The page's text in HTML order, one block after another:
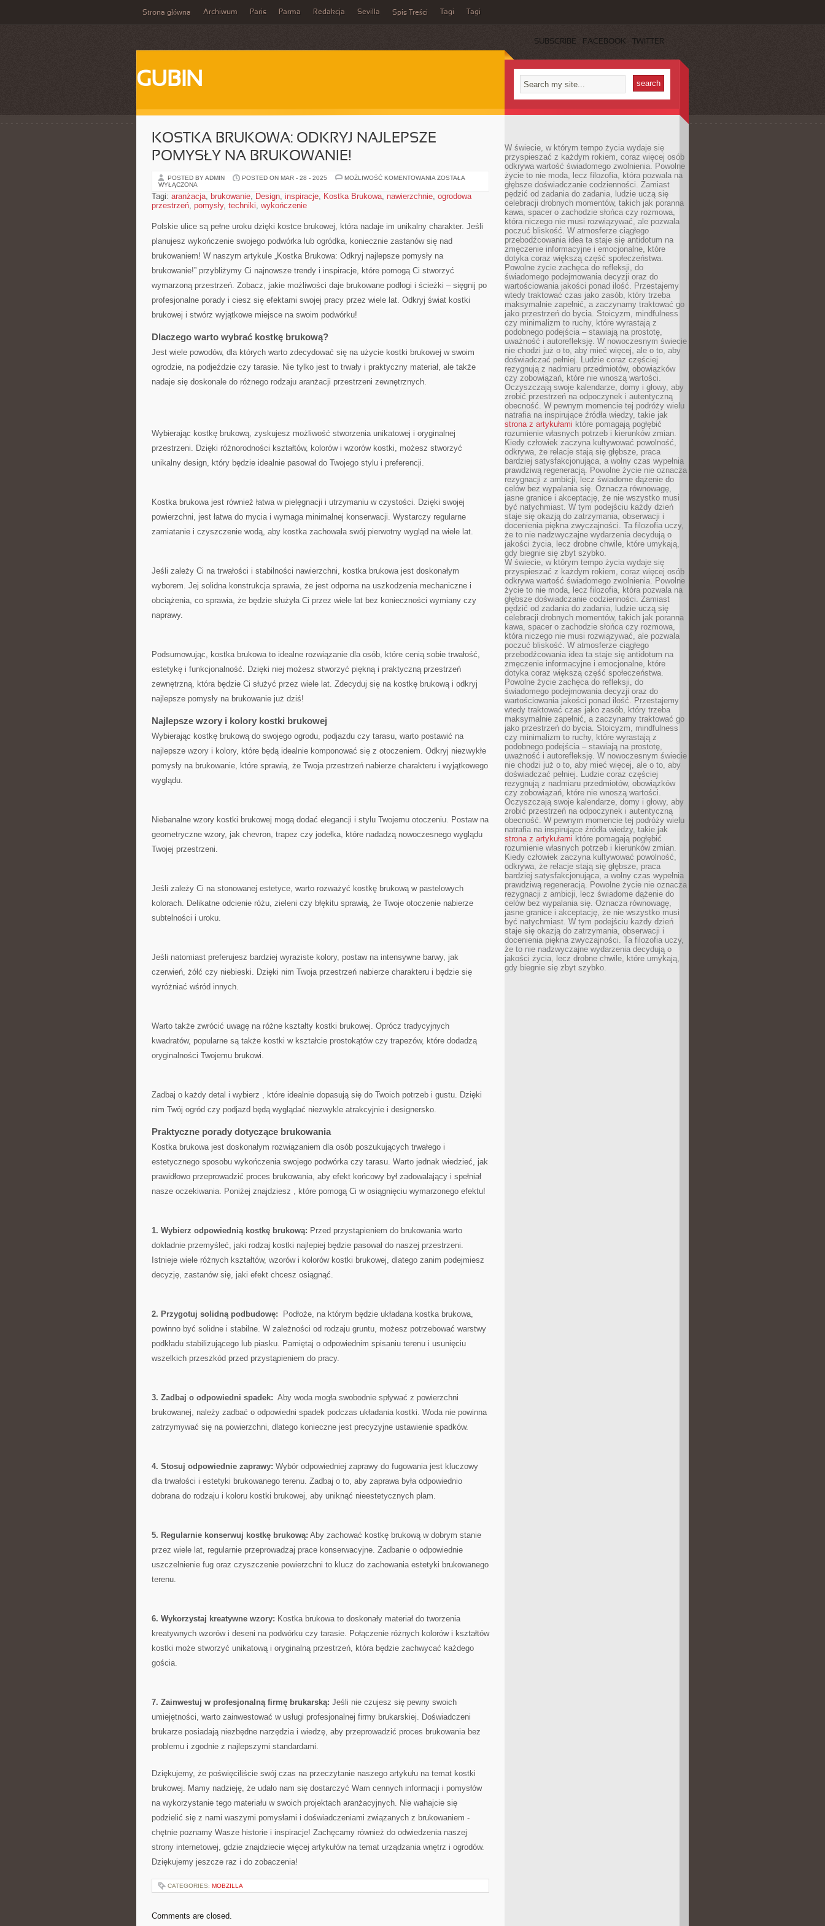
Strona główna Archiwum Paris Parma Redakcja Sevilla Spis Treści Tagi Tagi
SUBSCRIBE FACEBOOK TWITTER
GUBIN
KOSTKA BRUKOWA: ODKRYJ NAJLEPSZE
POMYSŁY NA BRUKOWANIE!
POSTED BY ADMIN POSTED ON MAR - 28 - 2025 MOŻLIWOŚĆ KOMENTOWANIA KOSTKA
NAJLEPSZE
ZOSTAŁA
WYŁĄCZONA
Tagi: aranżacja, brukowanie, Design, inspiracje, Kostka Brukowa, nawierzchnie, ogrodowa
przestrzeń, pomysły, techniki, wykończenie
Polskie ulice są⁤ pełne uroku dzięki ⁢kostce brukowej, która nadaje⁢ im unikalny ‌charakter. Jeśli
⁢planujesz wykończenie swojego podwórka lub⁢ ogródka, koniecznie zastanów się ‌nad‍
brukowaniem! ⁢W⁣ naszym artykule „Kostka Brukowa: Odkryj najlepsze pomysły ‍na⁤
brukowanie!”‍ przybliżymy Ci najnowsze‍ trendy i inspiracje, które pomogą Ci stworzyć
‌wymarzoną przestrzeń. ⁤Zobacz, ‍jakie możliwości⁣ daje brukowane podłogi i⁣ ścieżki – sięgnij po
profesjonalne porady i ciesz się efektami swojej pracy ⁢przez wiele lat. Odkryj​ świat‌ kostki
brukowej ⁢i stwórz⁢ wyjątkowe ⁣miejsce⁤ na swoim​ podwórku!
Dlaczego‌ warto wybrać kostkę brukową?
Jest wiele powodów, dla ‍których warto⁢ zdecydować się na użycie kostki brukowej⁢ w swoim
⁢ogrodzie,⁢ na podjeździe czy tarasie. Nie tylko jest to trwały ⁢i praktyczny materiał, ale⁣ także
⁣nadaje się⁣ doskonale do różnego rodzaju aranżacji przestrzeni zewnętrznych.
Wybierając kostkę⁤ brukową, zyskujesz możliwość stworzenia unikatowej‍ i oryginalnej
przestrzeni.​ Dzięki różnorodności kształtów, kolorów i wzorów‍ kostki, możesz stworzyć
unikalny design, który będzie idealnie ⁣pasował do Twojego stylu i preferencji.
Kostka ​brukowa jest ⁤również⁣ łatwa w pielęgnacji i ​utrzymaniu w⁢ czystości. Dzięki swojej
powierzchni, jest⁣ łatwa​ do mycia i wymaga minimalnej konserwacji. ⁤Wystarczy regularne
zamiatanie i czyszczenie wodą,​ aby kostka zachowała swój ‌pierwotny ‍wygląd na⁤ wiele ⁤lat.
Jeśli zależy Ci ⁣na ‌trwałości i ‍stabilności ‍nawierzchni, ⁣kostka brukowa jest doskonałym
wyborem. Jej​ solidna ⁤konstrukcja sprawia, że jest odporna na uszkodzenia mechaniczne i‌
obciążenia, ‍co sprawia, że będzie służyła ⁣Ci⁤ przez wiele lat bez ‍konieczności wymiany czy
naprawy.
Podsumowując, kostka brukowa‍ to ‌idealne rozwiązanie‍ dla osób, które cenią⁢ sobie trwałość,
estetykę i funkcjonalność.⁣ Dzięki niej ⁣możesz⁤ stworzyć ⁤piękną i praktyczną przestrzeń
zewnętrzną, która‌ będzie ​Ci​ służyć ‍przez ⁢wiele lat. Zdecyduj się‍ na kostkę brukową i odkryj
najlepsze pomysły na ⁤brukowanie‌ już dziś!
Najlepsze wzory ‍i kolory kostki brukowej
Wybierając kostkę brukową‍ do swojego ogrodu, ⁢podjazdu czy tarasu, warto postawić na
najlepsze ‍wzory⁢ i kolory, które⁢ będą idealnie komponować się z‍ otoczeniem. Odkryj ⁣niezwykłe​
pomysły na brukowanie, które ​sprawią, ‌że Twoja przestrzeń nabierze charakteru i wyjątkowego
⁣wyglądu.
Niebanalne wzory ⁣kostki brukowej mogą dodać elegancji i stylu Twojemu otoczeniu. ⁤Postaw na⁣
geometryczne ⁣wzory, jak chevron, ⁢trapez czy jodełka, które⁣ nadadzą‌ nowoczesnego wyglądu
Twojej przestrzeni.
Jeśli zależy Ci na⁣ stonowanej estetyce,‍ warto rozważyć kostkę brukową w pastelowych
kolorach. ⁢Delikatne odcienie⁣ różu,⁢ zieleni czy błękitu sprawią, że⁣ Twoje otoczenie nabierze‍
subtelności i uroku.
Jeśli​ natomiast preferujesz bardziej wyraziste kolory, postaw na intensywne ⁢barwy, jak​
czerwień, żółć czy niebieski. Dzięki nim Twoja przestrzeń nabierze charakteru i‍ będzie się
wyróżniać wśród​ innych.
Warto także zwrócić uwagę na różne kształty ‌kostki​ brukowej. Oprócz ⁢tradycyjnych
kwadratów,⁢ popularne ⁣są także kostki w kształcie‌ prostokątów czy trapezów, które ​dodadzą
oryginalności Twojemu brukowi.
Zadbaj o ‌każdy detal i wybierz , które idealnie dopasują⁤ się do ⁢Twoich potrzeb i ⁣gustu. ⁢Dzięki
nim Twój ogród czy podjazd będą wyglądać niezwykle ⁣atrakcyjnie i⁤ designersko.
Praktyczne ⁣porady dotyczące brukowania
Kostka brukowa jest ‌doskonałym rozwiązaniem dla ⁢osób poszukujących ⁣trwałego i⁢
estetycznego sposobu‍ wykończenia swojego ⁢podwórka czy⁢ tarasu. Warto jednak wiedzieć, jak⁤
prawidłowo przeprowadzić proces brukowania,‍ aby efekt końcowy był zadowalający i spełniał
nasze oczekiwania.‌ Poniżej‌ znajdziesz , ⁣które pomogą Ci w osiągnięciu wymarzonego efektu!
1. Wybierz odpowiednią kostkę brukową: ​Przed przystąpieniem do brukowania warto
dokładnie przemyśleć, ⁣jaki rodzaj ‍kostki najlepiej będzie pasował⁢ do naszej przestrzeni.
Istnieje wiele ⁤różnych kształtów, wzorów i kolorów kostki brukowej, dlatego zanim podejmiesz
decyzję,‌ zastanów się, jaki efekt ​chcesz osiągnąć.
2. Przygotuj solidną podbudowę: ​ Podłoże, na którym ⁣będzie układana kostka brukowa, ​
powinno ⁣być solidne‍ i⁤ stabilne. W zależności od rodzaju ​gruntu, ⁢możesz‍ potrzebować ​warstwy⁣
podkładu stabilizującego‌ lub piasku.‌ Pamiętaj o odpowiednim spisaniu terenu i usunięciu
wszelkich przeszkód przed przystąpieniem do pracy.
3.‍ Zadbaj⁢ o odpowiedni spadek: ‍ Aby ⁢woda mogła⁣ swobodnie spływać z​ powierzchni
brukowanej,‍ należy zadbać o odpowiedni spadek podczas układania kostki. ‌Woda‍ nie powinna
zatrzymywać się na powierzchni,⁣ dlatego konieczne‍ jest ⁢precyzyjne ustawienie spadków.
4.‍ Stosuj odpowiednie zaprawy: ⁤Wybór odpowiedniej zaprawy do fugowania⁤ jest ​kluczowy⁢
dla‍ trwałości i estetyki brukowanego terenu. Zadbaj ⁣o to, aby‍ zaprawa była odpowiednio
dobrana ‍do rodzaju i koloru kostki brukowej, ⁢aby uniknąć ⁣nieestetycznych ⁣plam.
5. Regularnie⁣ konserwuj⁢ kostkę brukową: Aby zachować kostkę brukową w dobrym ​stanie
‍przez wiele ⁤lat, regularnie przeprowadzaj​ prace konserwacyjne. Zadbanie o odpowiednie⁣
uszczelnienie fug oraz czyszczenie‍ powierzchni ⁤to klucz do zachowania⁣ estetyki ‍brukowanego
terenu.
6. Wykorzystaj kreatywne ⁣wzory: Kostka brukowa⁣ to doskonały⁤ materiał do tworzenia
kreatywnych wzorów i deseni ‍na podwórku⁣ czy tarasie. Połączenie różnych kolorów i kształtów
kostki może ⁤stworzyć unikatową i oryginalną ‍przestrzeń, która będzie zachwycać każdego
gościa.
7. ⁣Zainwestuj w⁣ profesjonalną firmę brukarską: Jeśli nie⁤ czujesz się ​pewny swoich
umiejętności,⁣ warto zainwestować w usługi profesjonalnej firmy brukarskiej. Doświadczeni
brukarze posiadają ‌niezbędne narzędzia i wiedzę,‍ aby ‍przeprowadzić proces brukowania ⁤bez
⁤problemu i‌ zgodnie⁤ z najlepszymi standardami.
Dziękujemy, że poświęciliście swój czas ​na przeczytanie naszego artykułu na temat kostki
brukowej.⁢ Mamy nadzieję, że udało nam się dostarczyć Wam cennych informacji⁤ i ‍pomysłów
na wykorzystanie tego materiału w swoich projektach aranżacyjnych. Nie ​wahajcie się
⁤podzielić się z nami waszymi pomysłami⁣ i⁢ doświadczeniami związanych z brukowaniem ​-
‍chętnie poznamy Wasze historie⁤ i inspiracje! Zachęcamy również⁢ do⁣ odwiedzenia naszej
strony internetowej, gdzie znajdziecie więcej ‌artykułów na temat urządzania wnętrz‍ i ogrodów.⁤
Dziękujemy⁤ jeszcze raz i do zobaczenia!
CATEGORIES: MOBZILLA
Comments are closed.
W świecie, w którym tempo życia wydaje się
przyspieszać z każdym rokiem, coraz więcej osób
odkrywa wartość świadomego zwolnienia. Powolne
życie to nie moda, lecz filozofia, która pozwala na
głębsze doświadczanie codzienności. Zamiast
pędzić od zadania do zadania, ludzie uczą się
celebracji drobnych momentów, takich jak poranna
kawa, spacer o zachodzie słońca czy rozmowa,
która niczego nie musi rozwiązywać, ale pozwala
poczuć bliskość. W atmosferze ciągłego
przebodźcowania idea ta staje się antidotum na
zmęczenie informacyjne i emocjonalne, które
dotyka coraz większą część społeczeństwa.
Powolne życie zachęca do refleksji, do
świadomego podejmowania decyzji oraz do
wartościowania jakości ponad ilość. Przestajemy
wtedy traktować czas jako zasób, który trzeba
maksymalnie zapełnić, a zaczynamy traktować go
jako przestrzeń do bycia. Stoicyzm, mindfulness
czy minimalizm to ruchy, które wyrastają z
podobnego podejścia – stawiają na prostotę,
uważność i autorefleksję. W nowoczesnym świecie
nie chodzi już o to, aby mieć więcej, ale o to, aby
doświadczać pełniej. Ludzie coraz częściej
rezygnują z nadmiaru przedmiotów, obowiązków
czy zobowiązań, które nie wnoszą wartości.
Oczyszczają swoje kalendarze, domy i głowy, aby
zrobić przestrzeń na odpoczynek i autentyczną
obecność. W pewnym momencie tej podróży wielu
natrafia na inspirujące źródła wiedzy, takie jak
strona z artykułami które pomagają pogłębić
rozumienie własnych potrzeb i kierunków zmian.
Kiedy człowiek zaczyna kultywować powolność,
odkrywa, że relacje stają się głębsze, praca
bardziej satysfakcjonująca, a wolny czas wypełnia
prawdziwą regeneracją. Powolne życie nie oznacza
rezygnacji z ambicji, lecz świadome dążenie do
celów bez wypalania się. Oznacza równowagę,
jasne granice i akceptację, że nie wszystko musi
być natychmiast. W tym podejściu każdy dzień
staje się okazją do zatrzymania, obserwacji i
docenienia piękna zwyczajności. Ta filozofia uczy,
że to nie nadzwyczajne wydarzenia decydują o
jakości życia, lecz drobne chwile, które umykają,
gdy biegnie się zbyt szybko.
W świecie, w którym tempo życia wydaje się
przyspieszać z każdym rokiem, coraz więcej osób
odkrywa wartość świadomego zwolnienia. Powolne
życie to nie moda, lecz filozofia, która pozwala na
głębsze doświadczanie codzienności. Zamiast
pędzić od zadania do zadania, ludzie uczą się
celebracji drobnych momentów, takich jak poranna
kawa, spacer o zachodzie słońca czy rozmowa,
która niczego nie musi rozwiązywać, ale pozwala
poczuć bliskość. W atmosferze ciągłego
przebodźcowania idea ta staje się antidotum na
zmęczenie informacyjne i emocjonalne, które
dotyka coraz większą część społeczeństwa.
Powolne życie zachęca do refleksji, do
świadomego podejmowania decyzji oraz do
wartościowania jakości ponad ilość. Przestajemy
wtedy traktować czas jako zasób, który trzeba
maksymalnie zapełnić, a zaczynamy traktować go
jako przestrzeń do bycia. Stoicyzm, mindfulness
czy minimalizm to ruchy, które wyrastają z
podobnego podejścia – stawiają na prostotę,
uważność i autorefleksję. W nowoczesnym świecie
nie chodzi już o to, aby mieć więcej, ale o to, aby
doświadczać pełniej. Ludzie coraz częściej
rezygnują z nadmiaru przedmiotów, obowiązków
czy zobowiązań, które nie wnoszą wartości.
Oczyszczają swoje kalendarze, domy i głowy, aby
zrobić przestrzeń na odpoczynek i autentyczną
obecność. W pewnym momencie tej podróży wielu
natrafia na inspirujące źródła wiedzy, takie jak
strona z artykułami które pomagają pogłębić
rozumienie własnych potrzeb i kierunków zmian.
Kiedy człowiek zaczyna kultywować powolność,
odkrywa, że relacje stają się głębsze, praca
bardziej satysfakcjonująca, a wolny czas wypełnia
prawdziwą regeneracją. Powolne życie nie oznacza
rezygnacji z ambicji, lecz świadome dążenie do
celów bez wypalania się. Oznacza równowagę,
jasne granice i akceptację, że nie wszystko musi
być natychmiast. W tym podejściu każdy dzień
staje się okazją do zatrzymania, obserwacji i
docenienia piękna zwyczajności. Ta filozofia uczy,
że to nie nadzwyczajne wydarzenia decydują o
jakości życia, lecz drobne chwile, które umykają,
gdy biegnie się zbyt szybko.